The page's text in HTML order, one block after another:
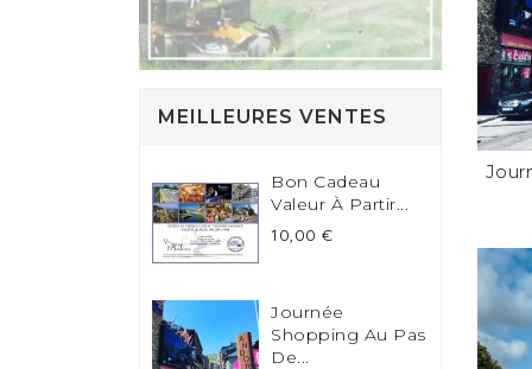
MEILLEURES VENTES
Bon Cadeau
Valeur À Partir...
Prix
10,00 €
Journée
Shopping Au Pas
De...